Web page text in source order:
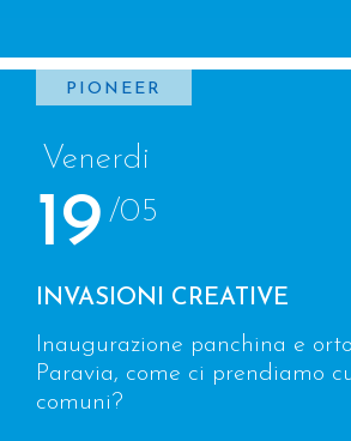
PIONEER
Venerdi
19 /05
INVASIONI CREATIVE
Inaugurazione panchina e
Paravia, come ci prendiamo
comuni?